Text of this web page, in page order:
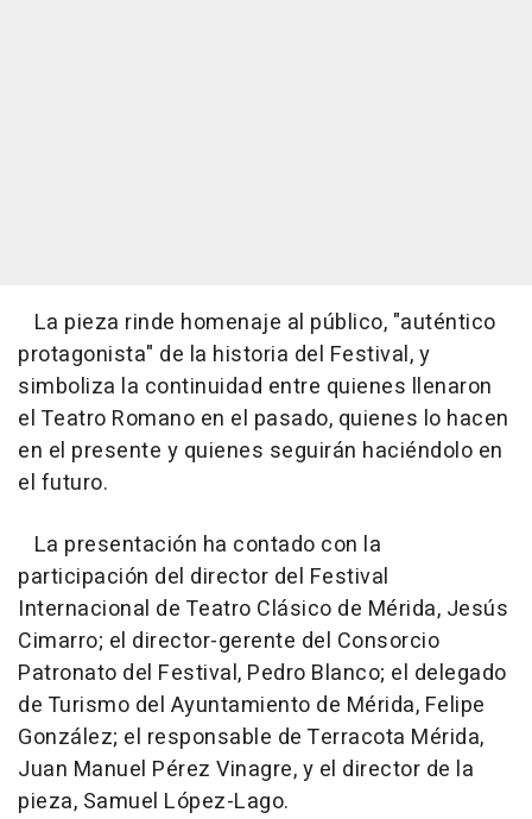
La pieza rinde homenaje al público, "auténtico
protagonista" de la historia del Festival, y
simboliza la continuidad entre quienes llenaron
el Teatro Romano en el pasado, quienes lo hacen
en el presente y quienes seguirán haciéndolo en
el futuro.
La presentación ha contado con la
participación del director del Festival
Internacional de Teatro Clásico de Mérida, Jesús
Cimarro; el director-gerente del Consorcio
Patronato del Festival, Pedro Blanco; el delegado
de Turismo del Ayuntamiento de Mérida, Felipe
González; el responsable de Terracota Mérida,
Juan Manuel Pérez Vinagre, y el director de la
pieza, Samuel López-Lago.